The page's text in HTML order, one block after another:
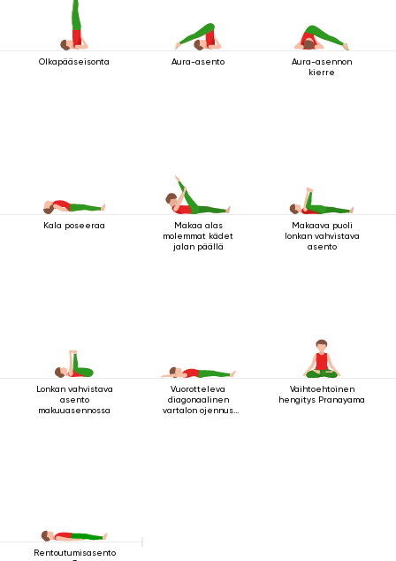
Olkapääseisonta Aura-asento
Aura-asennon
kierre
Kala poseeraa
Makaa alas
molemmat kädet
jalan päällä
Makaava puoli
lonkan vahvistava
asento
Lonkan vahvistava
asento
makuuasennossa
Vuorotteleva
diagonaalinen
vartalon ojennus
Vaihtoehtoinen
hengitys Pranayama
Rentoutumisasento